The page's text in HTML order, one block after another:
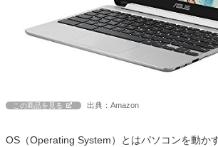
この商品を見る 出典：Amazon
OS（Operating System）とはパソコンを動か